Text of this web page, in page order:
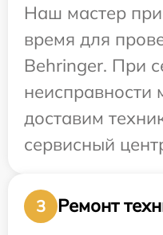
Наш мастер
время для
Behringer. При
неисправности
доставим
сервисный
3
Ремонт